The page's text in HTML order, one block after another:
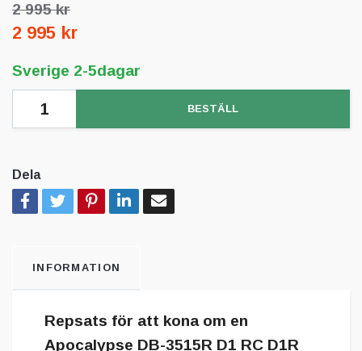
2 995 kr
2 995 kr
Sverige 2-5dagar
BESTÄLL
Dela
INFORMATION
Repsats för att kona om en
Apocalypse DB-3515R D1 RC D1R